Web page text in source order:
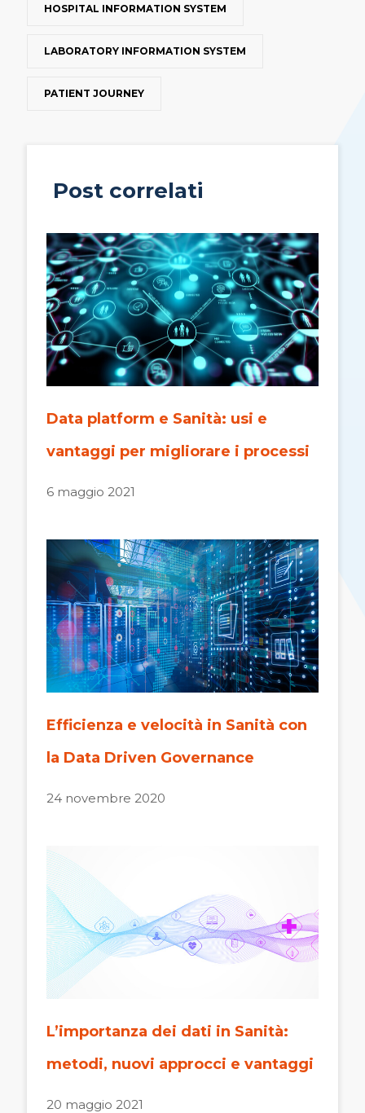
HOSPITAL INFORMATION SYSTEM
LABORATORY INFORMATION SYSTEM
PATIENT JOURNEY
Post correlati
Data platform e Sanità: usi e
vantaggi per migliorare i processi
6 maggio 2021
Efficienza e velocità in Sanità con
la Data Driven Governance
24 novembre 2020
L’importanza dei dati in Sanità:
metodi, nuovi approcci e vantaggi
20 maggio 2021